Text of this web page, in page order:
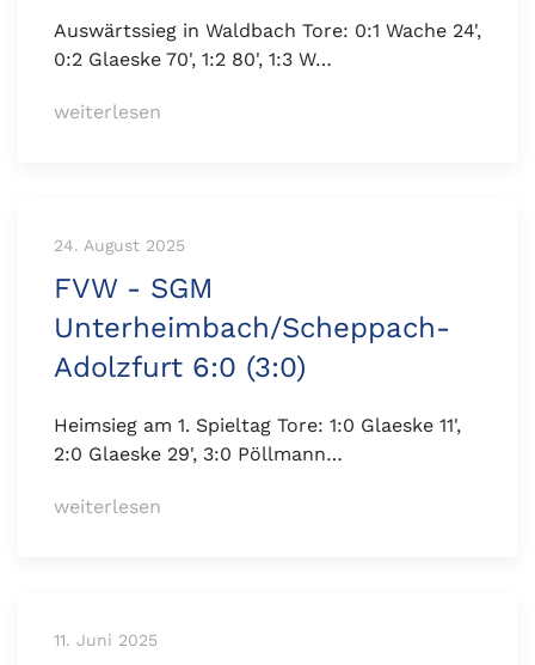
Auswärtssieg in Waldbach Tore: 0:1 Wache 24',
0:2 Glaeske 70', 1:2 80', 1:3 W…
weiterlesen
24. August 2025
FVW - SGM
Unterheimbach/Scheppach-
Adolzfurt 6:0 (3:0)
Heimsieg am 1. Spieltag Tore: 1:0 Glaeske 11',
2:0 Glaeske 29', 3:0 Pöllmann…
weiterlesen
11. Juni 2025